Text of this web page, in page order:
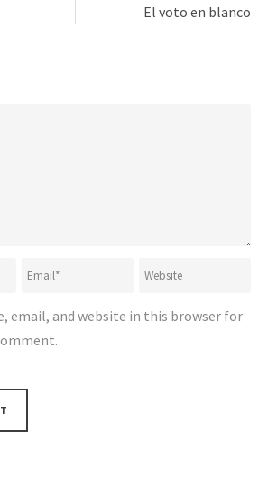
El voto en blanco
email, and website in this browser for